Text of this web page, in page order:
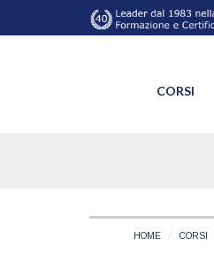
CORSI
HOME CORSI